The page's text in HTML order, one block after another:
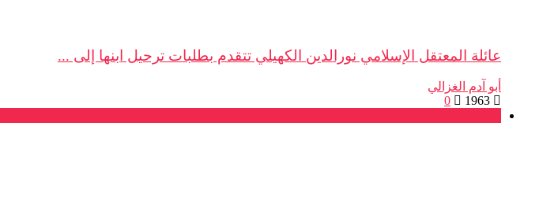
عائلة المعتقل الإسلامي نورالدين الكهيلي تتقدم بطلبات ترحيل ابنها إلى ...
أبو آدم الغزالي
0